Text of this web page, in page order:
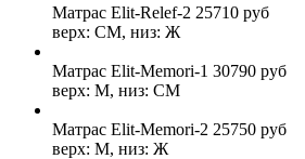
Матрас Elit-Relef-2 25710 руб
верх: СМ, низ: Ж
Матрас Elit-Memori-1 30790 руб
верх: М, низ: СМ
Матрас Elit-Memori-2 25750 руб
верх: М, низ: Ж